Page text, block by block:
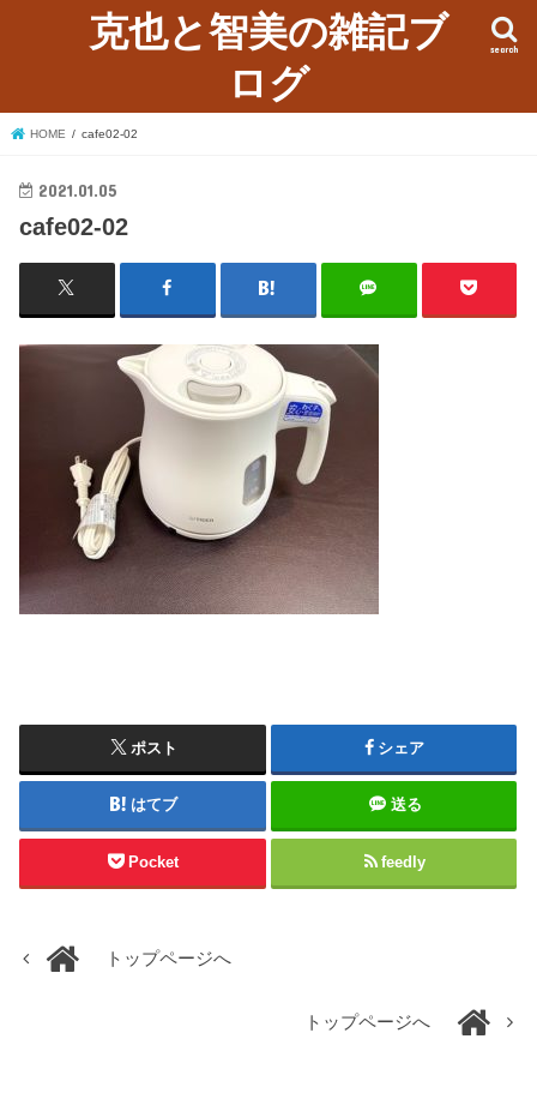
克也と智美の雑記ブ
ログ
search
HOME cafe02-02
2021.01.05
cafe02-02
ポスト シェア
はてブ 送る
Pocket feedly
トップページへ
トップページへ